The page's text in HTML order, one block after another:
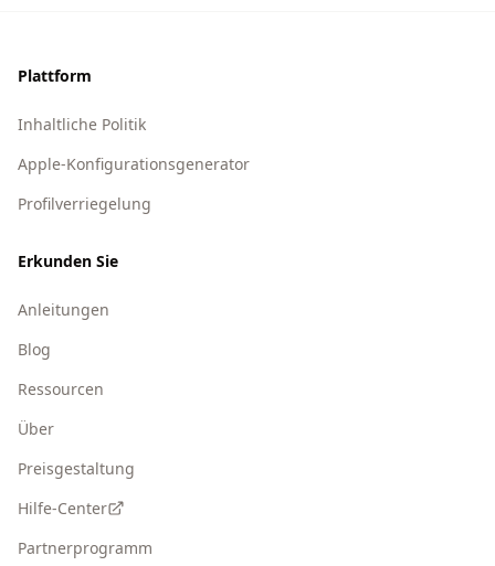
Plattform
Inhaltliche Politik
Apple-Konfigurationsgenerator
Profilverriegelung
Erkunden Sie
Anleitungen
Blog
Ressourcen
Über
Preisgestaltung
Hilfe-Center
Partnerprogramm